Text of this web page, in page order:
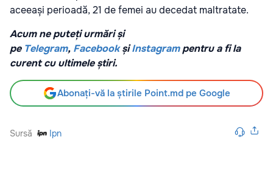
aceeași perioadă, 21 de femei au decedat maltratate.
Acum ne puteți urmări și
pe Telegram, Facebook șiInstagrampentru a fi la
curent cu ultimele știri.
Abonați-vă la știrile Point.md pe Google
Sursă Ipn